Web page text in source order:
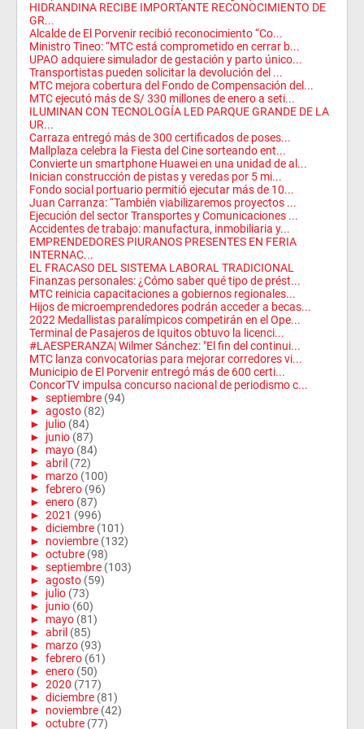
HIDRANDINA RECIBE IMPORTANTE RECONOCIMIENTO DE
GR...
Alcalde de El Porvenir recibió reconocimiento “Co...
Ministro Tineo: “MTC está comprometido en cerrar b...
UPAO adquiere simulador de gestación y parto único...
Transportistas pueden solicitar la devolución del ...
MTC mejora cobertura del Fondo de Compensación del...
MTC ejecutó más de S/ 330 millones de enero a seti...
ILUMINAN CON TECNOLOGÍA LED PARQUE GRANDE DE LA
UR...
Carraza entregó más de 300 certificados de poses...
Mallplaza celebra la Fiesta del Cine sorteando ent...
Convierte un smartphone Huawei en una unidad de al...
Inician construcción de pistas y veredas por 5 mi...
Fondo social portuario permitió ejecutar más de 10...
Juan Carranza: “También viabilizaremos proyectos ...
Ejecución del sector Transportes y Comunicaciones ...
Accidentes de trabajo: manufactura, inmobiliaria y...
EMPRENDEDORES PIURANOS PRESENTES EN FERIA
INTERNAC...
EL FRACASO DEL SISTEMA LABORAL TRADICIONAL
Finanzas personales: ¿Cómo saber qué tipo de prést...
MTC reinicia capacitaciones a gobiernos regionales...
Hijos de microemprendedores podrán acceder a becas...
2022 Medallistas paralímpicos competirán en el Ope...
Terminal de Pasajeros de Iquitos obtuvo la licenci...
#LAESPERANZA| Wilmer Sánchez: "El fin del continui...
MTC lanza convocatorias para mejorar corredores vi...
Municipio de El Porvenir entregó más de 600 certi...
ConcorTV impulsa concurso nacional de periodismo c...
► septiembre (94)
► agosto (82)
► julio (84)
► junio (87)
► mayo (84)
► abril (72)
► marzo (100)
► febrero (96)
► enero (87)
► 2021 (996)
► diciembre (101)
► noviembre (132)
► octubre (98)
► septiembre (103)
► agosto (59)
► julio (73)
► junio (60)
► mayo (81)
► abril (85)
► marzo (93)
► febrero (61)
► enero (50)
► 2020 (717)
► diciembre (81)
► noviembre (42)
► octubre (77)